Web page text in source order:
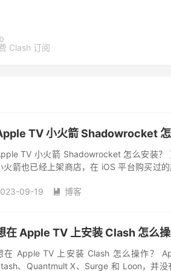
Clash 订阅
TV 小火箭 Shadowrocket 怎
TV 小火箭 Shadowrocket 怎么安装
火箭也已经上架商店，在 iOS 平台购买过
09-19  博客
在 Apple TV 上安装 Clash 怎么操
在 Apple TV 上安装 Clash 怎么操作？
、Quantmult X、Surge 和 Loon，并